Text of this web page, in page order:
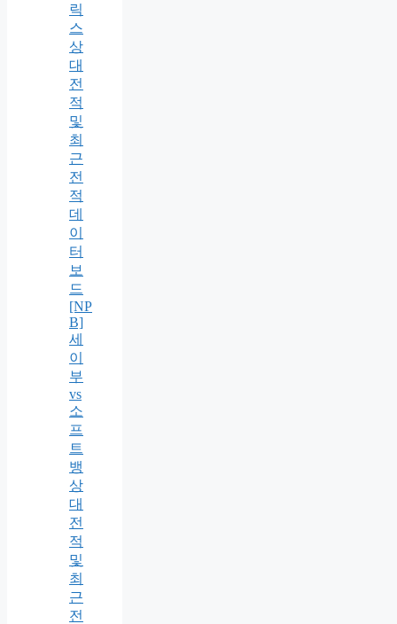
릭
스
상
대
전
적
및
최
근
전
적
데
이
터
보
드
[NP
B]
세
이
부
vs
소
프
트
뱅
상
대
전
적
및
최
근
전